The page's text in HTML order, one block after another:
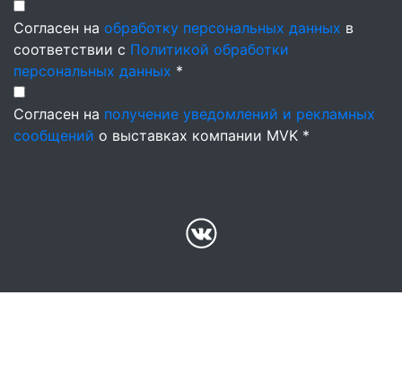
Согласен на обработку персональных данных в
соответствии с Политикой обработки
персональных данных *
Согласен на получение уведомлений и рекламных
сообщений о выставках компании MVK *